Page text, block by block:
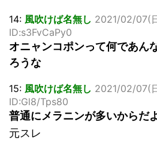
14: 風吹けば名無し 2021/02/07(
ID:s3FvCaPy0
オニャンコポンって何であん
ろうな
15: 風吹けば名無し 2021/02/07(
ID:Gl8/Tps80
普通にメラニンが多いからだ
元スレ